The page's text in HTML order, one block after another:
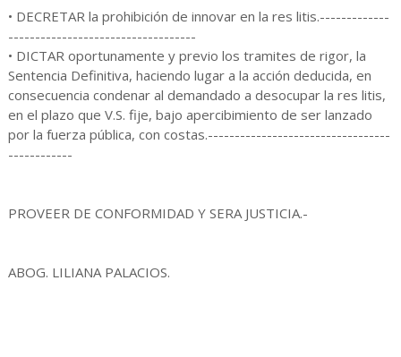
• DECRETAR la prohibición de innovar en la res litis.-------------
-----------------------------------
• DICTAR oportunamente y previo los tramites de rigor, la
Sentencia Definitiva, haciendo lugar a la acción deducida, en
consecuencia condenar al demandado a desocupar la res litis,
en el plazo que V.S. fije, bajo apercibimiento de ser lanzado
por la fuerza pública, con costas.----------------------------------
------------
PROVEER DE CONFORMIDAD Y SERA JUSTICIA.-
ABOG. LILIANA PALACIOS.